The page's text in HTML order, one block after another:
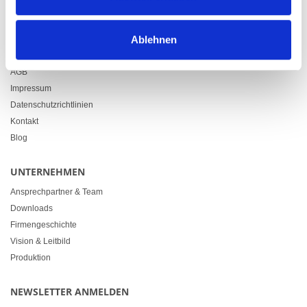
Ablehnen
Downloads
AGB
Impressum
Datenschutzrichtlinien
Kontakt
Blog
UNTERNEHMEN
Ansprechpartner & Team
Downloads
Firmengeschichte
Vision & Leitbild
Produktion
NEWSLETTER ANMELDEN